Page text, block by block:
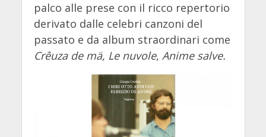
palco alle prese con il ricco repertorio
derivato dalle celebri canzoni del
passato e da album straordinari come
Crêuza de mä, Le nuvole, Anime salve.